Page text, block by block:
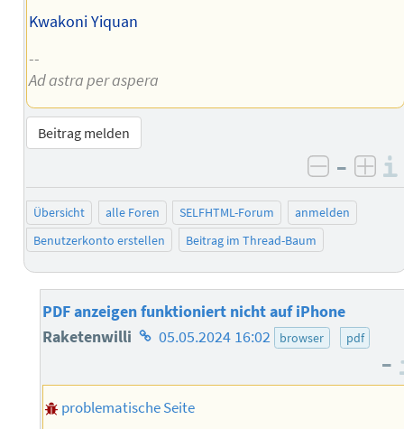
Kwakoni Yiquan
--
Ad astra per aspera
Beitrag melden
negativ
–
Übersicht alle Foren SELFHTML-Forum
anmelden
Benutzerkonto erstellen
Beitrag im Thread-Baum
PDF anzeigen funktioniert nicht auf iPhone
Raketenwilli Homepage
Autors
05.05.2024 16:02 browser pdf
–
problematische Seite